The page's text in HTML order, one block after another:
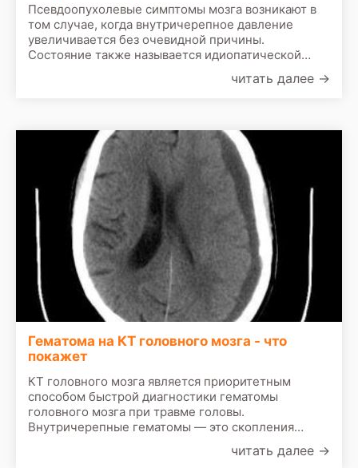
Псевдоопухолевые симптомы мозга возникают в
том случае, когда внутричерепное давление
увеличивается без очевидной причины.
Состояние также называется идиопатической
имитируют признаки наличия опухоли головного
к потере зрения.
читать далее →
Гематома на КТ головного мозга - что
покажет
КТ головного мозга является приоритетным
способом быстрой диагностики гематомы
головного мозга при травме головы.
Внутричерепные гематомы — это скопления
между головным мозгом и черепом.читать далее →